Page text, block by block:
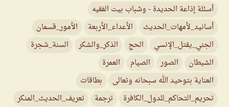
أسئلة إذاعة الحديدة - وشباب بيت الفقيه
أسانيد_لأمهات_الحديث
الأعداء_الأربعة
الأمور_قسمان
الجني_يقتل_الإنسي
الحج الذكر_والشكر
السنة_شجرة
الشيطان
الصور الصيام
العمرة
العناية بتوحيد الله سبحانه وتعالى
بطاقات
تحريم_التحاكم_للدول_الكافرة
ترجمة تعريف_الحديث_المنكر